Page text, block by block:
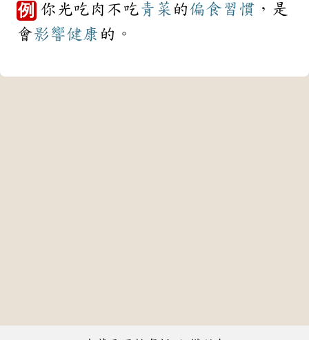
例 你光吃肉不吃青菜 的偏食習慣 ，是
會影響健康 的。